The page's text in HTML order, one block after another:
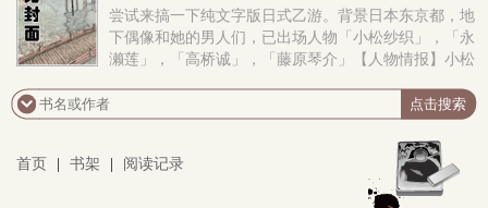
尝试来搞一下纯文字版日式乙游。背景日本东京都，地
下偶像和她的男人们，已出场人物「小松纱织」，「永
濑莲」，「高桥诚」，「藤原琴介」【人物情报】小松
学历但是长了一张甜美的脸蛋永濑莲：25岁，身高
186，前职业为av男演员，目前是一名患心理疾病的无
业游民高桥诚：27岁，身高181，东京都社畜，名校毕
业，戴眼镜的变态跟踪狂藤原琴介：31岁，身高190，
首页 书架 阅读记录